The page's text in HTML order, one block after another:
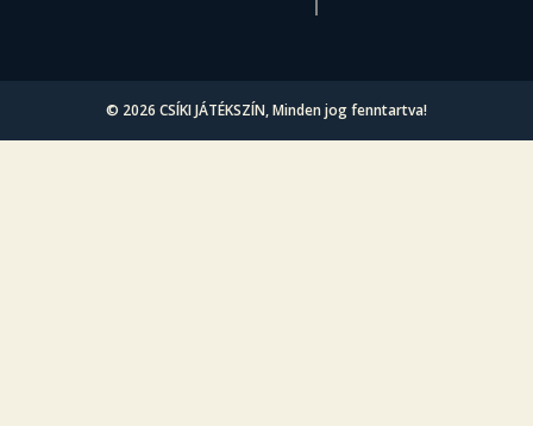
© 2026 CSÍKI JÁTÉKSZÍN, Minden jog fenntartva!